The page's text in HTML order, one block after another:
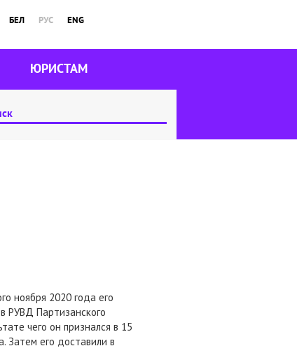
БЕЛ РУС ENG
ЮРИСТАМ
ноября 2020 года его
РУВД Партизанского
чего он признался в 15
Затем его доставили в